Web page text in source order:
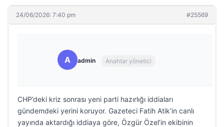
24/06/2026: 7:40 pm #25569
A admin Anahtar yönetici
CHP’deki kriz sonrası yeni parti hazırlığı iddiaları
gündemdeki yerini koruyor. Gazeteci Fatih Atik’in canlı
yayında aktardığı iddiaya göre, Özgür Özel’in ekibinin